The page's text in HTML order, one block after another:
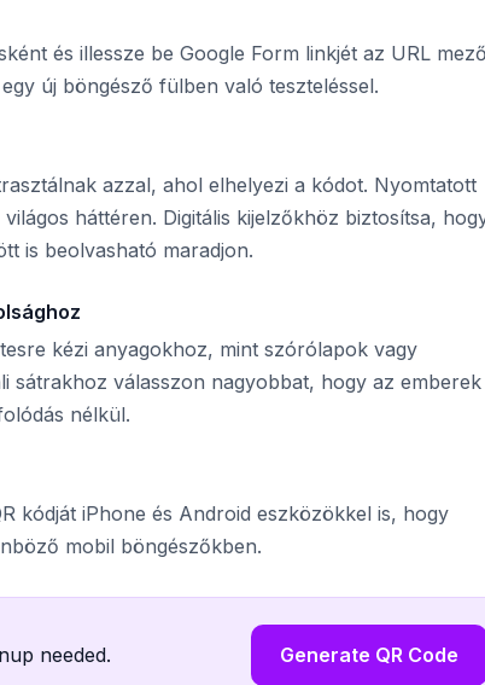
és illessze be Google Form linkjét az URL
új böngésző fülben való teszteléssel.
azzal, ahol elhelyezi a kódot. Nyomtatott
háttéren. Digitális kijelzőkhöz biztosítsa,
is beolvasható maradjon.
kézi anyagokhoz, mint szórólapok vagy
sátrakhoz válasszon nagyobbat, hogy az emberek
nélkül.
kódját iPhone és Android eszközökkel is, hogy
mobil böngészőkben.
needed. Generate QR Code